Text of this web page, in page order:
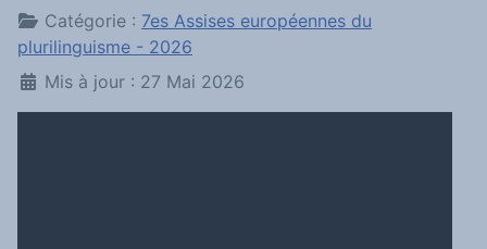
DétailsCatégorie : 7es Assises européennes du
plurilinguisme - 2026
Mis à jour : 27 Mai 2026